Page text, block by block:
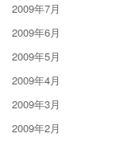
2009年7月
2009年6月
2009年5月
2009年4月
2009年3月
2009年2月